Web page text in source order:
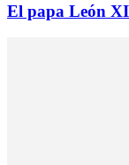
El papa León